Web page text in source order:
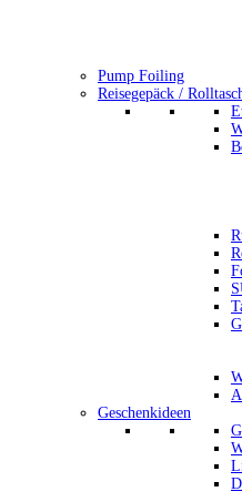
Pump Foiling
Reisegepäck /
Geschenkideen